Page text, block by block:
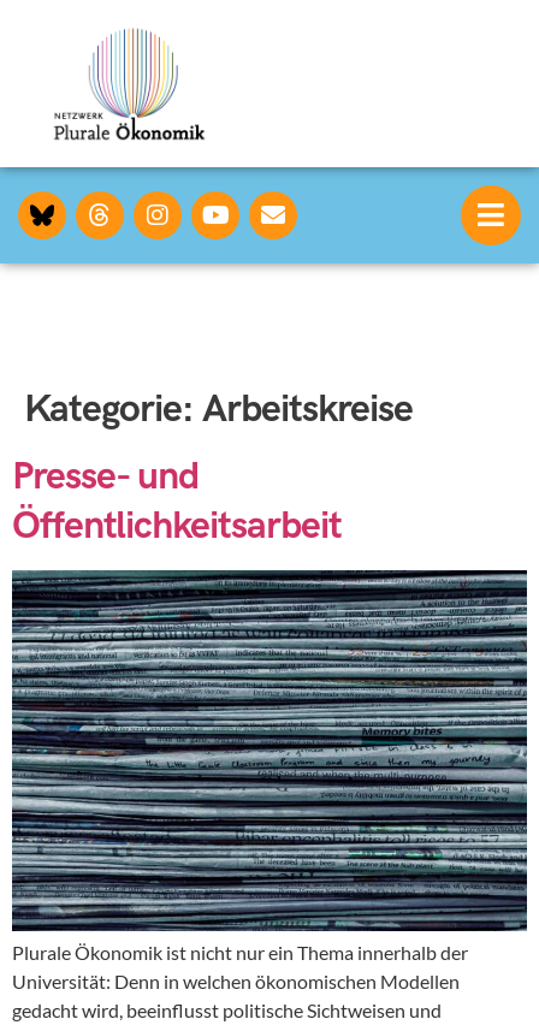
Kategorie: Arbeitskreise
Presse- und
Öffentlichkeitsarbeit
Plurale Ökonomik ist nicht nur ein Thema innerhalb der
Universität: Denn in welchen ökonomischen Modellen
gedacht wird, beeinflusst politische Sichtweisen und